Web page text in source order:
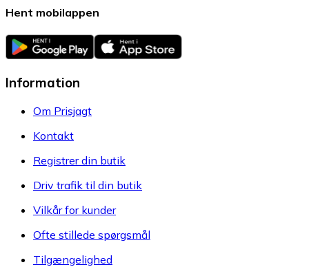
Hent mobilappen
Information
Om Prisjagt
Kontakt
Registrer din butik
Driv trafik til din butik
Vilkår for kunder
Ofte stillede spørgsmål
Tilgængelighed